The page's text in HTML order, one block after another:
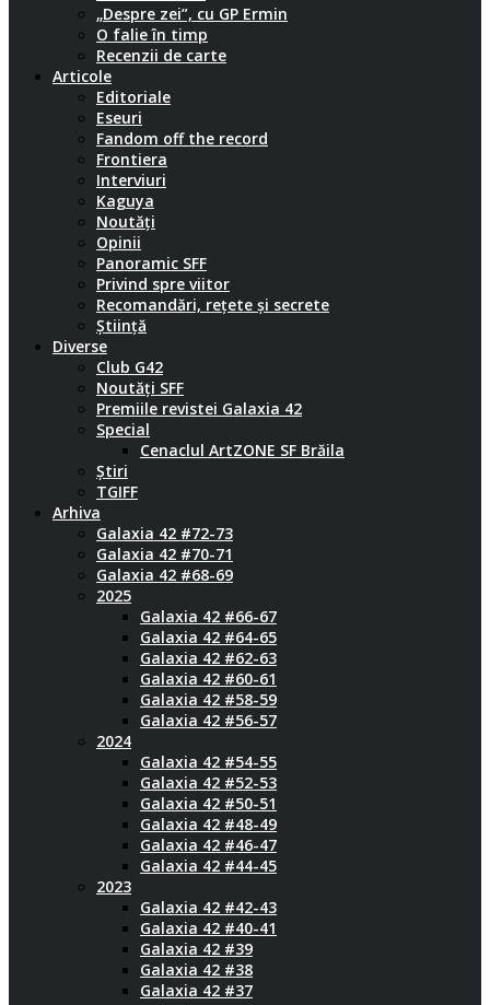
„Despre zei”, cu GP Ermin
O falie în timp
Recenzii de carte
Articole
Editoriale
Eseuri
Fandom off the record
Frontiera
Interviuri
Kaguya
Noutăți
Opinii
Panoramic SFF
Privind spre viitor
Recomandări, rețete și secrete
Știință
Diverse
Club G42
Noutăți SFF
Premiile revistei Galaxia 42
Special
Cenaclul ArtZONE SF Brăila
Știri
TGIFF
Arhiva
Galaxia 42 #72-73
Galaxia 42 #70-71
Galaxia 42 #68-69
2025
Galaxia 42 #66-67
Galaxia 42 #64-65
Galaxia 42 #62-63
Galaxia 42 #60-61
Galaxia 42 #58-59
Galaxia 42 #56-57
2024
Galaxia 42 #54-55
Galaxia 42 #52-53
Galaxia 42 #50-51
Galaxia 42 #48-49
Galaxia 42 #46-47
Galaxia 42 #44-45
2023
Galaxia 42 #42-43
Galaxia 42 #40-41
Galaxia 42 #39
Galaxia 42 #38
Galaxia 42 #37